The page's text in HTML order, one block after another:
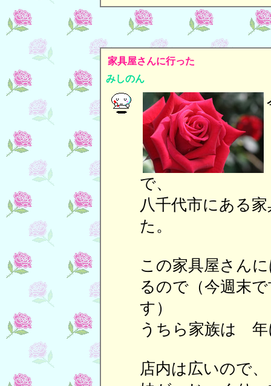
家具屋さんに行った
みしのん
で
八千代市にある
た。
この家具屋さん
るので（今週末
す）
うちら家族は
店内は広いので、